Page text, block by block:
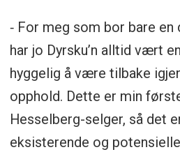
⁃ For meg som bor bare en
har jo Dyrsku’n alltid vært
hyggelig å være tilbake
opphold. Dette er min
Hesselberg-selger, så det
eksisterende og